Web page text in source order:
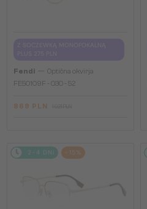
Fendi
Optična okvirja
FE50109F - 030 - 52
869 PLN
2-4 DNI -15%